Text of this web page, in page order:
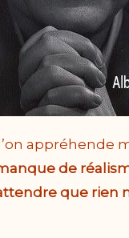
appréhende
de
que rien